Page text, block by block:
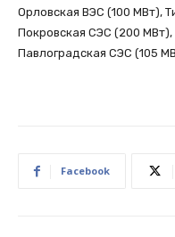
Орловская ВЭС (100 МВт),
Покровская СЭС (200 МВт),
Павлоградская СЭС (105
Facebook